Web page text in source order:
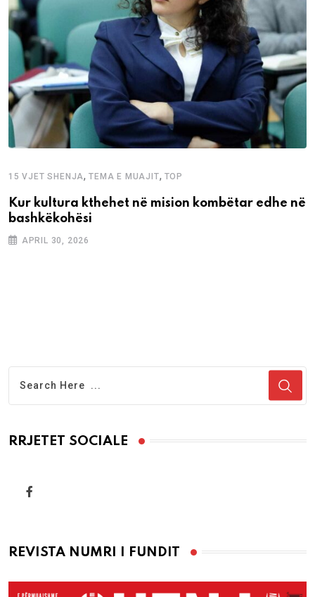
15 VJET SHENJA,TEMA E MUAJIT, TOP
Kur kultura kthehet në mision kombëtar edhe në
bashkëkohësi
APRIL 30, 2026
RRJETET SOCIALE
REVISTA NUMRI I FUNDIT